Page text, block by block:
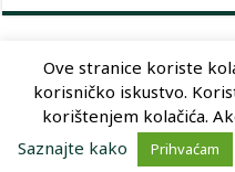
Dizajn:
© Copyright
Ove stranice koriste
korisničko iskustvo.
korištenjem kolačića.
Saznajte kako
Prihvaćam